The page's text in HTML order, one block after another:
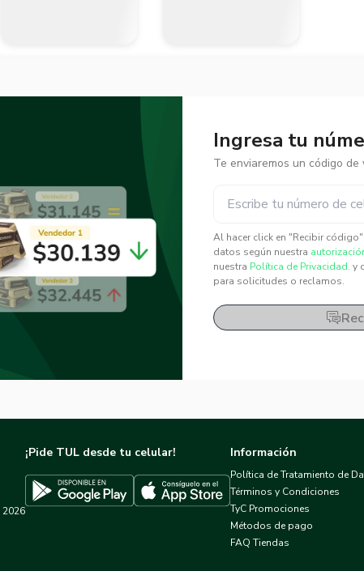
Ingresa tu
Te enviaremos un código de
Al hacer click en "Recibir
datos según nuestra
nuestra Política de Privacidad. y
para solicitudes o reclamos.
2026
¡Pide TUL desde tu celular!
Descargar TUL en Google PlayDescargar TUL en App Store
Información
Política de Tratamiento de
Términos y Condiciones
TyC Promociones
Métodos de pago
FAQ Tiendas